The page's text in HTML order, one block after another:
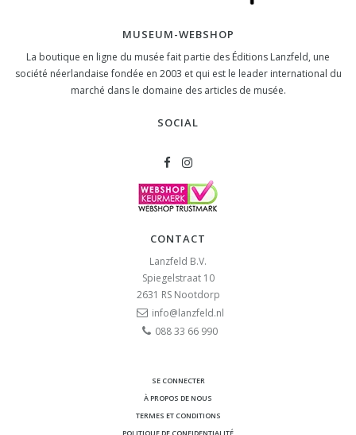
MUSEUM-WEBSHOP
La boutique en ligne du musée fait partie des Éditions Lanzfeld, une
société néerlandaise fondée en 2003 et qui est le leader international du
marché dans le domaine des articles de musée.
SOCIAL
CONTACT
Lanzfeld B.V.
Spiegelstraat 10
2631 RS Nootdorp
info@lanzfeld.nl
088 33 66 990
SE CONNECTER
À PROPOS DE NOUS
TERMES ET CONDITIONS